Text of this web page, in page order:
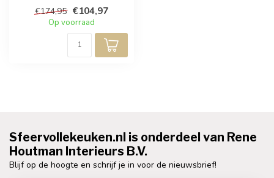
€174,95 €104,97
Op voorraad
Sfeervollekeuken.nl is onderdeel van Rene
Houtman Interieurs B.V.
Blijf op de hoogte en schrijf je in voor de nieuwsbrief!